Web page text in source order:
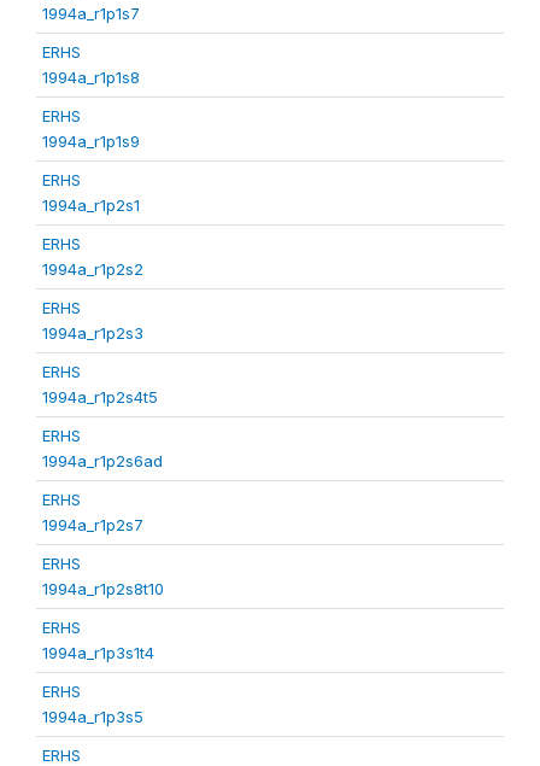
1994a_r1p1s7
ERHS
1994a_r1p1s8
ERHS
1994a_r1p1s9
ERHS
1994a_r1p2s1
ERHS
1994a_r1p2s2
ERHS
1994a_r1p2s3
ERHS
1994a_r1p2s4t5
ERHS
1994a_r1p2s6ad
ERHS
1994a_r1p2s7
ERHS
1994a_r1p2s8t10
ERHS
1994a_r1p3s1t4
ERHS
1994a_r1p3s5
ERHS